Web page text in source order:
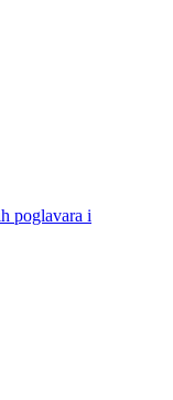
poglavara i